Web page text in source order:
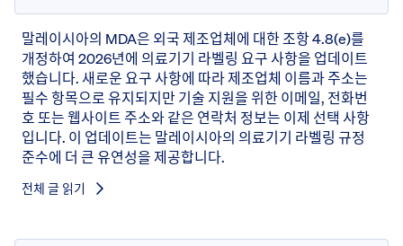
말레이시아의 MDA은 외국 제조업체에 대한 조항 4.8(e)를
개정하여 2026년에 의료기기 라벨링 요구 사항을 업데이트
했습니다. 새로운 요구 사항에 따라 제조업체 이름과 주소는
필수 항목으로 유지되지만 기술 지원을 위한 이메일, 전화번
호 또는 웹사이트 주소와 같은 연락처 정보는 이제 선택 사항
입니다. 이 업데이트는 말레이시아의 의료기기 라벨링 규정
준수에 더 큰 유연성을 제공합니다.
전체 글 읽기